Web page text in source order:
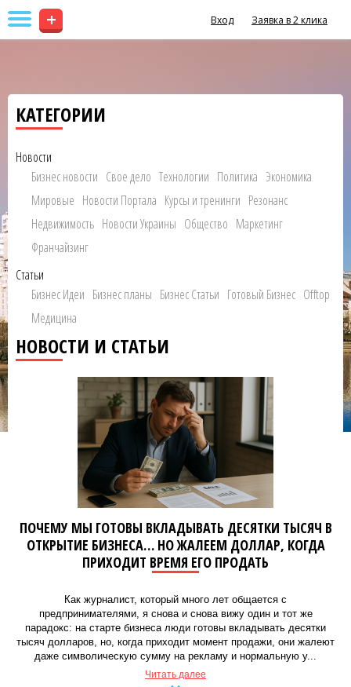
+ Вход Заявка в 2 клика
КАТЕГОРИИ
Новости
Бизнес новости Свое дело Технологии Политика Экономика
Мировые Новости Портала Курсы и тренинги Резонанс
Недвижимость Новости Украины Общество Маркетинг
Франчайзинг
Статьи
Бизнес Идеи Бизнес планы Бизнес Статьи Готовый Бизнес Offtop
Медицина
НОВОСТИ И СТАТЬИ
ПОЧЕМУ МЫ ГОТОВЫ ВКЛАДЫВАТЬ ДЕСЯТКИ ТЫСЯЧ В
ОТКРЫТИЕ БИЗНЕСА… НО ЖАЛЕЕМ ДОЛЛАР, КОГДА
ПРИХОДИТ ВРЕМЯ ЕГО ПРОДАТЬ
Как журналист, который много лет общается с
предпринимателями, я снова и снова вижу один и тот же
парадокс: на старте бизнеса люди готовы вкладывать десятки
тысяч долларов, но, когда приходит момент продажи, они жалеют
даже символическую сумму на рекламу и нормальную у...
Читать далее